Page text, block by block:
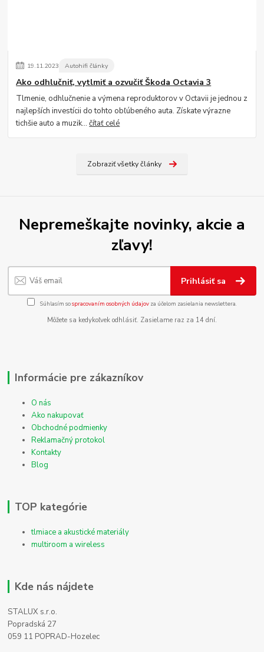
19.11.2023 Autohifi články
Ako odhlučniť, vytlmiť a ozvučiť Škoda Octavia 3
Tlmenie, odhlučnenie a výmena reproduktorov v Octavii je jednou z
najlepších investícii do tohto obľúbeného auta. Získate výrazne
tichšie auto a muzik...čítať celé
Zobraziť všetky články
Nepremeškajte novinky, akcie a
zľavy!
Prihlásiť sa
Súhlasím sospracovaním osobných údajov za účelom zasielania newslettera.
Môžete sa kedykoľvek odhlásiť. Zasielame raz za 14 dní.
Informácie pre zákazníkov
O nás
Ako nakupovať
Obchodné podmienky
Reklamačný protokol
Kontakty
Blog
TOP kategórie
tlmiace a akustické materiály
multiroom a wireless
Kde nás nájdete
STALUX s.r.o.
Popradská 27
059 11 POPRAD-Hozelec